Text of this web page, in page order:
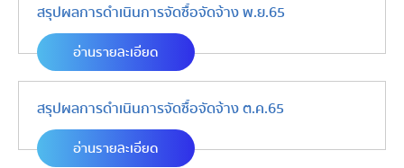
สรุปผลการดำเนินการจัดซื้อจัดจ้าง พ.ย.65
อ่านรายละเอียด
สรุปผลการดำเนินการจัดซื้อจัดจ้าง ต.ค.65
อ่านรายละเอียด